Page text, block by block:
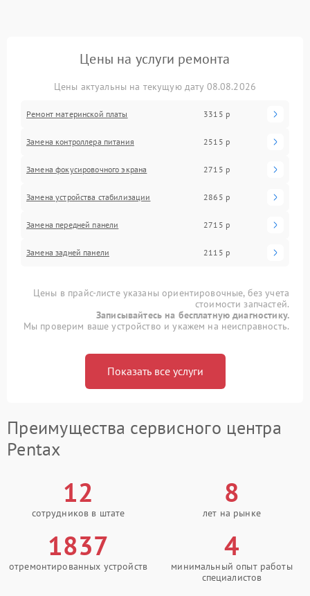
Цены на услуги ремонта
Цены актуальны на текущую дату 08.08.2026
Ремонт материнской платы 3315 р
Замена контроллера питания 2515 р
Замена фокусировочного экрана 2715 р
Замена устройства стабилизации 2865 р
Замена передней панели 2715 р
Замена задней панели 2115 р
Цены в прайс-листе указаны ориентировочные, без учета
стоимости запчастей.
Записывайтесь на бесплатную диагностику.
Мы проверим ваше устройство и укажем на неисправность.
Показать все услуги
Преимущества сервисного центра
Pentax
12
сотрудников в штате
8
лет на рынке
1837
отремонтированных устройств
4
минимальный опыт работы
специалистов